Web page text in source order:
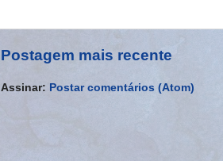
Postagem mais recente
Assinar: Postar comentários (Atom)